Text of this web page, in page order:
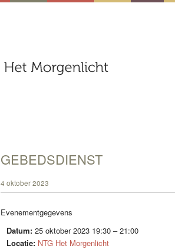
GEBEDSDIENST
4 oktober 2023
Evenementgegevens
Datum: 25 oktober 2023 19:30–21:00
Locatie: NTG Het Morgenlicht